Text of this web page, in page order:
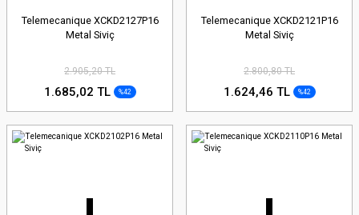
Telemecanique XCKD2127P16
Metal Siviç
2.905,20 TL
1.685,02 TL %42
Telemecanique XCKD2121P16
Metal Siviç
2.800,80 TL
1.624,46 TL %42